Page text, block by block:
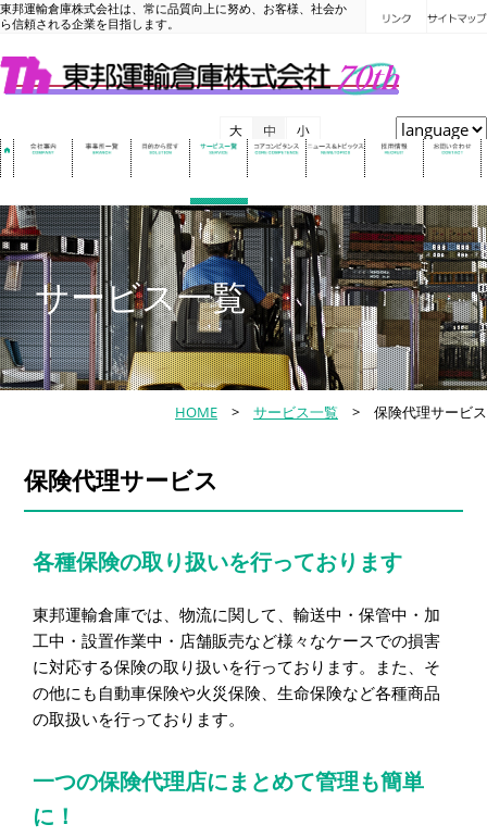
東邦運輸倉庫株式会社は、常に品質向上に努め、お客様、社会か
ら信頼される企業を目指します。
サービス一覧
HOME > サービス一覧 > 保険代理サービス
保険代理サービス
各種保険の取り扱いを行っております
東邦運輸倉庫では、物流に関して、輸送中・保管中・加
工中・設置作業中・店舗販売など様々なケースでの損害
に対応する保険の取り扱いを行っております。また、そ
の他にも自動車保険や火災保険、生命保険など各種商品
の取扱いを行っております。
一つの保険代理店にまとめて管理も簡単
に！